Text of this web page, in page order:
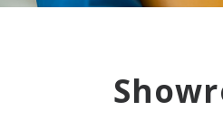
GALLERY